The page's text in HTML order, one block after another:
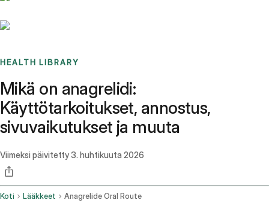
HEALTH LIBRARY
Mikä on anagrelidi:
Käyttötarkoitukset, annostus,
sivuvaikutukset ja muuta
Viimeksi päivitetty3. huhtikuuta 2026
Koti Lääkkeet Anagrelide Oral Route